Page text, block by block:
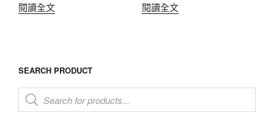
閱讀全文
閱讀全文
SEARCH PRODUCT
Products
search